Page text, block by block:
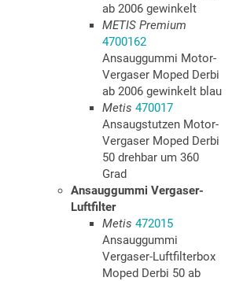
ab 2006 gewinkelt
METIS Premium
4700162
Ansauggummi Motor-
Vergaser Moped Derbi
ab 2006 gewinkelt blau
Metis 470017
Ansaugstutzen Motor-
Vergaser Moped Derbi
50 drehbar um 360
Grad
Ansauggummi Vergaser-
Luftfilter
Metis 472015
Ansauggummi
Vergaser-Luftfilterbox
Moped Derbi 50 ab